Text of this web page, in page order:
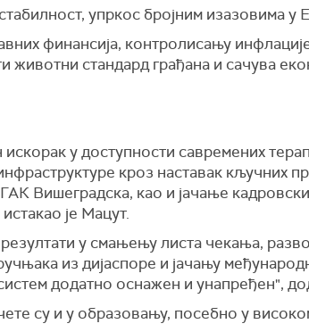
упркос бројним изазовима у
финансија, контролисању
животни стандард грађана и сачува
у доступности савремених
кроз наставак кључних
Вишеградска, као и јачање
је Мацут.
у смањењу листа чекања,
из дијаспоре и јачању
додатно оснажен и унапређен",
су и у образовању, посебно у